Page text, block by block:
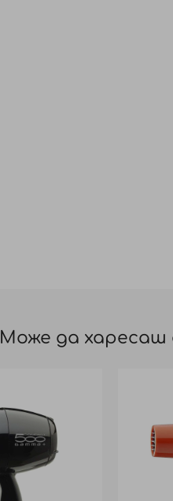
Може да харесаш